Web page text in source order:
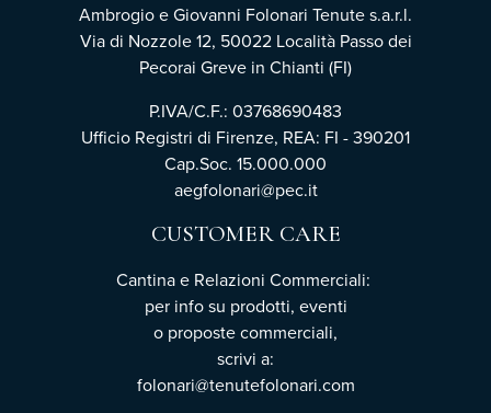
Ambrogio e Giovanni Folonari Tenute s.a.r.l.
Via di Nozzole 12, 50022 Località Passo dei
Pecorai Greve in Chianti (FI)
P.IVA/C.F.: 03768690483
Ufficio Registri di Firenze, REA: FI - 390201
Cap.Soc. 15.000.000
aegfolonari@pec.it
CUSTOMER CARE
Cantina e Relazioni Commerciali:
per info su prodotti, eventi
o proposte commerciali,
scrivi a:
folonari@tenutefolonari.com